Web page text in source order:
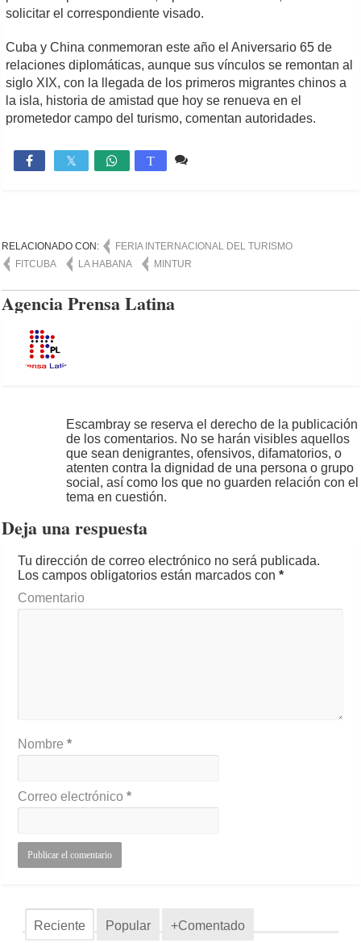
solicitar el correspondiente visado.
Cuba y China conmemoran este año el Aniversario 65 de
relaciones diplomáticas, aunque sus vínculos se remontan al
siglo XIX, con la llegada de los primeros migrantes chinos a
la isla, historia de amistad que hoy se renueva en el
prometedor campo del turismo, comentan autoridades.
 T
RELACIONADO CON:
FERIA INTERNACIONAL DEL TURISMO
FITCUBA
LA HABANA MINTUR
Agencia Prensa Latina
Escambray se reserva el derecho de la publicación
de los comentarios. No se harán visibles aquellos
que sean denigrantes, ofensivos, difamatorios, o
atenten contra la dignidad de una persona o grupo
social, así como los que no guarden relación con el
tema en cuestión.
Deja una respuesta
Tu dirección de correo electrónico no será publicada.
Los campos obligatorios están marcados con*
Comentario
Nombre*
Correo electrónico*
Reciente Popular +Comentado